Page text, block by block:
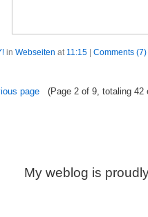
in Webseiten at 11:15 Comments (7)
page (Page 2 of 9, totaling 42
My weblog is